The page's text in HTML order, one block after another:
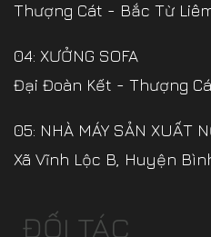
Thượng Cát - Bắc Từ
04: XƯỞNG SOFA
Đại Đoàn Kết - Thượng
05: NHÀ MÁY SẢN XUẤT
Xã Vĩnh Lộc B, Huyện
ĐỐI TÁC